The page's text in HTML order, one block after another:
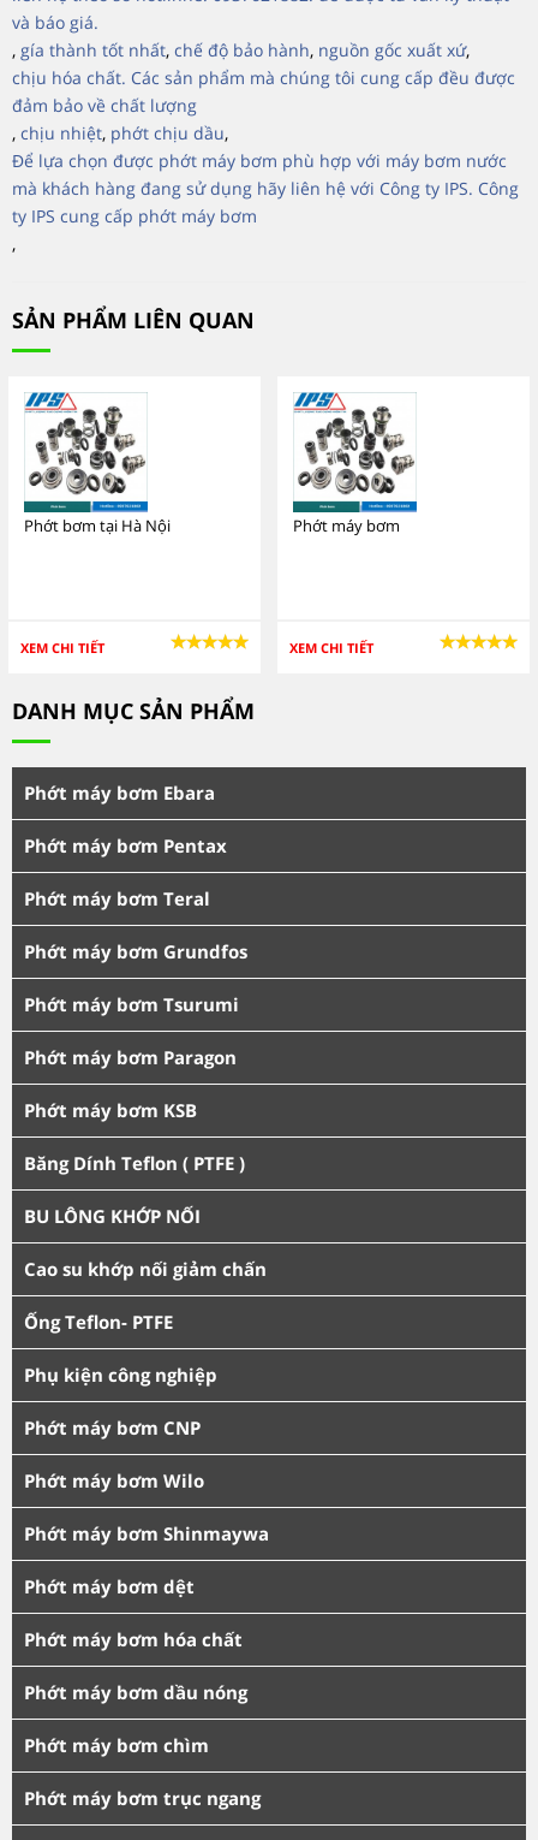
và báo giá.
, gía thành tốt nhất, chế độ bảo hành, nguồn gốc xuất xứ,
chịu hóa chất. Các sản phẩm mà chúng tôi cung cấp đều được
đảm bảo về chất lượng
, chịu nhiệt, phớt chịu dầu,
Để lựa chọn được phớt máy bơm phù hợp với máy bơm nước
mà khách hàng đang sử dụng hãy liên hệ với Công ty IPS. Công
ty IPS cung cấp phớt máy bơm
,
SẢN PHẨM LIÊN QUAN
Phớt bơm tại Hà Nội
XEM CHI TIẾT
Phớt máy bơm
XEM CHI TIẾT
DANH MỤC SẢN PHẨM
Phớt máy bơm Ebara
Phớt máy bơm Pentax
Phớt máy bơm Teral
Phớt máy bơm Grundfos
Phớt máy bơm Tsurumi
Phớt máy bơm Paragon
Phớt máy bơm KSB
Băng Dính Teflon ( PTFE )
BU LÔNG KHỚP NỐI
Cao su khớp nối giảm chấn
Ống Teflon- PTFE
Phụ kiện công nghiệp
Phớt máy bơm CNP
Phớt máy bơm Wilo
Phớt máy bơm Shinmaywa
Phớt máy bơm dệt
Phớt máy bơm hóa chất
Phớt máy bơm dầu nóng
Phớt máy bơm chìm
Phớt máy bơm trục ngang